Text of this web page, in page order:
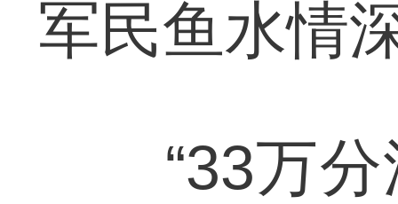
军民鱼水情
“33万分